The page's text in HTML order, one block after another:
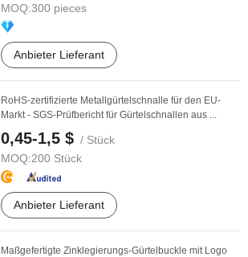
MOQ:300 pieces
Anbieter Lieferant
RoHS-zertifizierte Metallgürtelschnalle für den EU-
Markt - SGS-Prüfbericht für Gürtelschnallen aus ...
0,45-1,5 $ / Stück
MOQ:200 Stück
Anbieter Lieferant
Maßgefertigte Zinklegierungs-Gürtelbuckle mit Logo